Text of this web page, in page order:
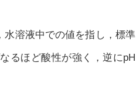
水溶液中での値を指し，標準
るほど酸性が強く，逆にpH